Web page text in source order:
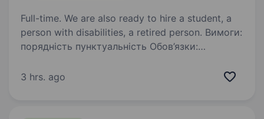
Full-time. We are also ready to hire a student, a
person with disabilities, a retired person. Вимоги:
порядність пунктуальність Обов’язки:
(Bmwservice/parts) Запрошуе автослюсарів,
3 hrs. ago